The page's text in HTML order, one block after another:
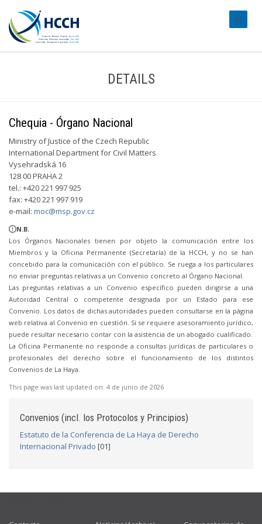
DETAILS
Chequia - Órgano Nacional
Ministry of Justice of the Czech Republic
International Department for Civil Matters
Vysehradská 16
128 00 PRAHA 2
tel.: +420 221 997 925
fax: +420 221 997 919
e-mail: moc@msp.gov.cz
N.B.
Los Órganos Nacionales tienen por objeto la comunicación entre los
Miembros y la Oficina Permanente (Secretaría) de la HCCH, y no se han
concebido para la comunicación con el público. Se ruega a los particulares
no enviar preguntas relativas a un Convenio concreto al Órgano Nacional.
Las preguntas relativas a un Convenio específico pueden dirigirse a una
Autoridad Central o competente designada por un Estado para ese
Convenio. Los datos de dichas autoridades pueden consultarse en la página
web relativa al Convenio en cuestión. Si se requiere asesoramiento jurídico,
puede resultar necesario contar con la asistencia de un abogado cualificado.
La Oficina Permanente no responde a consultas jurídicas de particulares o
profesionales del derecho sobre el funcionamiento de los distintos
Convenios de La Haya.
This page was last updated on: 4 de junio de 2026
Convenios (incl. los Protocolos y Principios)
Estatuto de la Conferencia de La Haya de Derecho
Internacional Privado [01]